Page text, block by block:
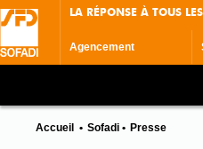
LA RÉPONSE À TOUS
Agencement
Accueil Sofadi Presse